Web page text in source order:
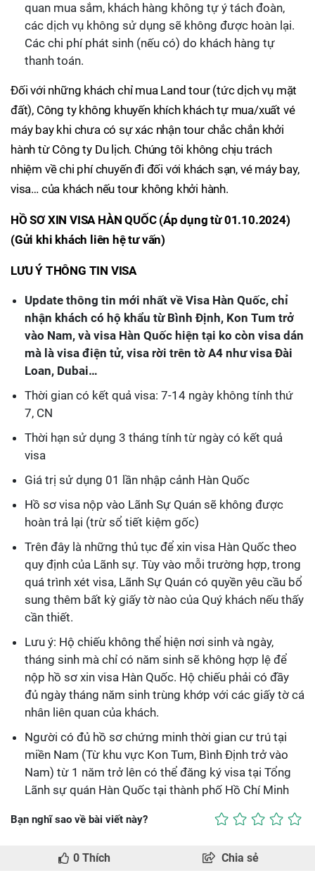
quan mua sắm, khách hàng không tự ý tách đoàn,
các dịch vụ không sử dụng sẽ không được hoàn lại.
Các chi phí phát sinh (nếu có) do khách hàng tự
thanh toán.
Đối với những khách chỉ mua Land tour (tức dịch vụ mặt
đất), Công ty không khuyến khích khách tự mua/xuất vé
máy bay khi chưa có sự xác nhận tour chắc chắn khởi
hành từ Công ty Du lịch. Chúng tôi không chịu trách
nhiệm về chi phí chuyến đi đối với khách sạn, vé máy bay,
visa… của khách nếu tour không khởi hành.
HỒ SƠ XIN VISA HÀN QUỐC (Áp dụng từ 01.10.2024)
(Gửi khi khách liên hệ tư vấn)
LƯU Ý THÔNG TIN VISA
Update thông tin mới nhất về Visa Hàn Quốc, chỉ
nhận khách có hộ khẩu từ Bình Định, Kon Tum trở
vào Nam, và visa Hàn Quốc hiện tại ko còn visa dán
mà là visa điện tử, visa rời trên tờ A4 như visa Đài
Loan, Dubai…
Thời gian có kết quả visa: 7-14 ngày không tính thứ
7, CN
Thời hạn sử dụng 3 tháng tính từ ngày có kết quả
visa
Giá trị sử dụng 01 lần nhập cảnh Hàn Quốc
Hồ sơ visa nộp vào Lãnh Sự Quán sẽ không được
hoàn trả lại (trừ sổ tiết kiệm gốc)
Trên đây là những thủ tục để xin visa Hàn Quốc theo
quy định của Lãnh sự. Tùy vào mỗi trường hợp, trong
quá trình xét visa, Lãnh Sự Quán có quyền yêu cầu bổ
sung thêm bất kỳ giấy tờ nào của Quý khách nếu thấy
cần thiết.
Lưu ý: Hộ chiếu không thể hiện nơi sinh và ngày,
tháng sinh mà chỉ có năm sinh sẽ không hợp lệ để
nộp hồ sơ xin visa Hàn Quốc. Hộ chiếu phải có đầy
đủ ngày tháng năm sinh trùng khớp với các giấy tờ cá
nhân liên quan của khách.
Người có đủ hồ sơ chứng minh thời gian cư trú tại
miền Nam (Từ khu vực Kon Tum, Bình Định trở vào
Nam) từ 1 năm trở lên có thể đăng ký visa tại Tổng
Lãnh sự quán Hàn Quốc tại thành phố Hồ Chí Minh
Bạn nghĩ sao về bài viết này?
0 Thích Chia sẻ